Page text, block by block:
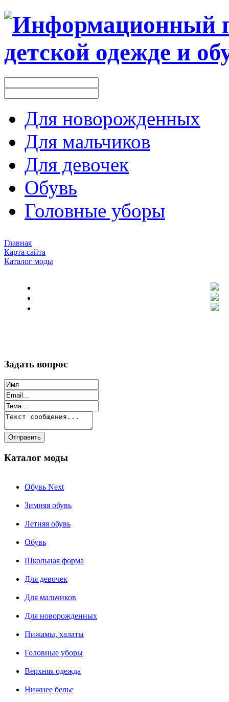
Для новорожденных
Для мальчиков
Для девочек
Обувь
Головные уборы
Главная
Карта сайта
Каталог моды
Задать вопрос
Каталог моды
Обувь Next
Зимняя обувь
Летняя обувь
Обувь
Школьная форма
Для девочек
Для мальчиков
Для новорожденных
Пижамы, халаты
Головные уборы
Верхняя одежда
Нижнее белье